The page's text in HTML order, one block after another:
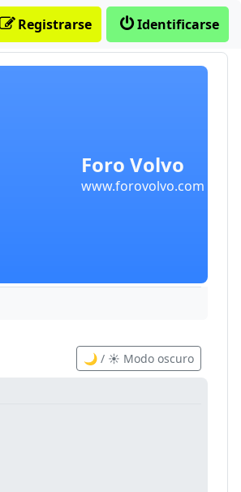
Foro Volvo
www.forovolvo.com
Identificarse
Registrarse
🌙 / ☀️ Modo oscuro